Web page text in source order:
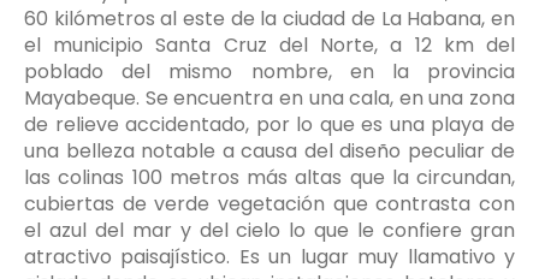
60 kilómetros al este de la ciudad de La Habana, en
el municipio Santa Cruz del Norte, a 12 km del
poblado del mismo nombre, en la provincia
Mayabeque. Se encuentra en una cala, en una zona
de relieve accidentado, por lo que es una playa de
una belleza notable a causa del diseño peculiar de
las colinas 100 metros más altas que la circundan,
cubiertas de verde vegetación que contrasta con
el azul del mar y del cielo lo que le confiere gran
atractivo paisajístico. Es un lugar muy llamativo y